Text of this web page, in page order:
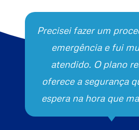
Precisei fazer um
emergência e fui
atendido. O plano
oferece a segurança
espera na hora que